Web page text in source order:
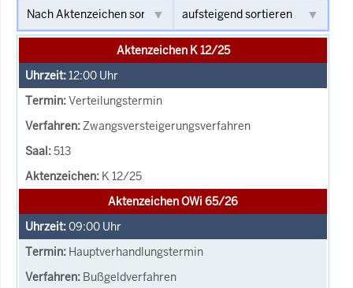
Aktenzeichen K 12/25
12:00 Uhr
Verteilungstermin
Zwangsversteigerungsverfahren
513
K 12/25
Aktenzeichen OWi 65/26
09:00 Uhr
Hauptverhandlungstermin
Bußgeldverfahren